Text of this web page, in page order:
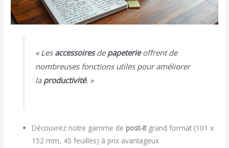
« Les accessoiresde papeterieoffrent de
nombreuses fonctions utiles pour améliorer
la productivité. »
Découvrez notre gamme de post-itgrand format (101 x
152 mm, 45 feuilles) à prix avantageux